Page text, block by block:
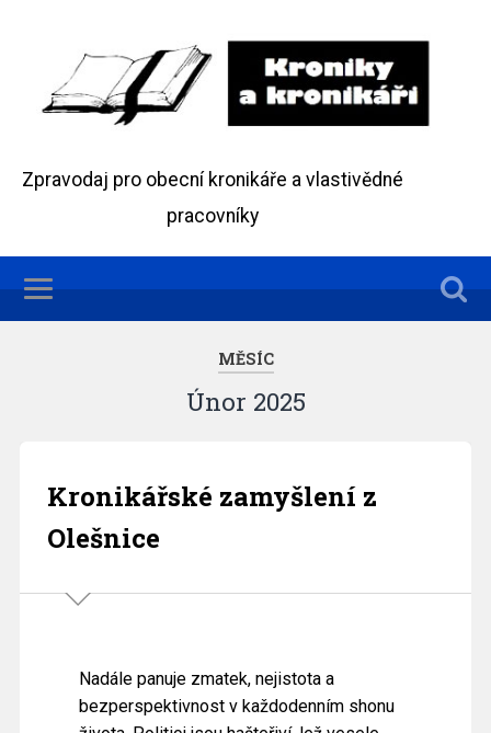
Zpravodaj pro obecní kronikáře a vlastivědné
pracovníky
MĚSÍC
Únor 2025
Kronikářské zamyšlení z
Olešnice
Nadále panuje zmatek, nejistota a
bezperspektivnost v každodenním shonu